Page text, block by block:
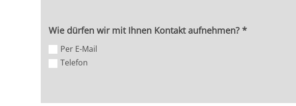
Wie dürfen wir mit Ihnen Kontakt aufnehmen? *
Per E-Mail
Telefon